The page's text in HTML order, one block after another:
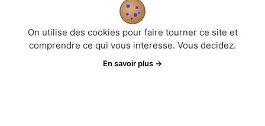
Liens Utiles
Politique de confidentialité
Gestion des cookies
On utilise des cookies pour faire tourner ce site et
comprendre ce qui vous interesse. Vous decidez.
En savoir plus →